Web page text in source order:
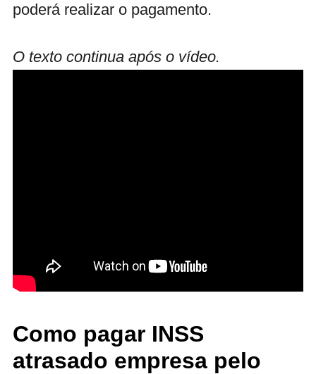
poderá realizar o pagamento.
O texto continua após o vídeo.
Como pagar INSS
atrasado empresa pelo